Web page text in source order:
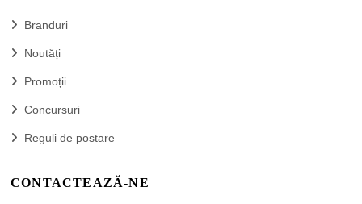
Branduri
Noutăți
Promoții
Concursuri
Reguli de postare
CONTACTEAZĂ-NE